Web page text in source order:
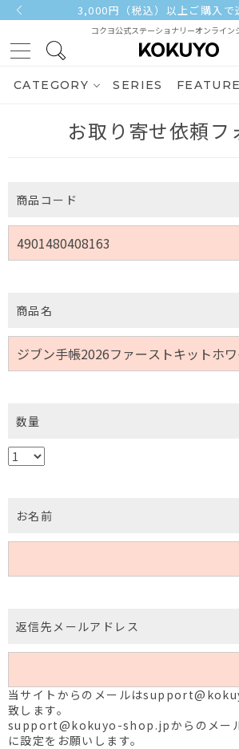
3,000円（税込）以上ご購入で
コクヨ公式ステーショナリーオンライン
CATEGORY SERIES FEATURE
お取り寄せ依頼フ
商品コード
商品名
数量
お名前
返信先メールアドレス
当サイトからのメールは
致します。
support@kokuyo-shop.jpからのメール
に設定をお願いします。